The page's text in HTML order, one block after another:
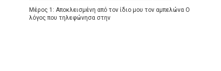
Μέρος 1: Αποκλεισμένη από τον ίδιο μου τον αμπελώνα Ο
λόγος που τηλεφώνησα στην